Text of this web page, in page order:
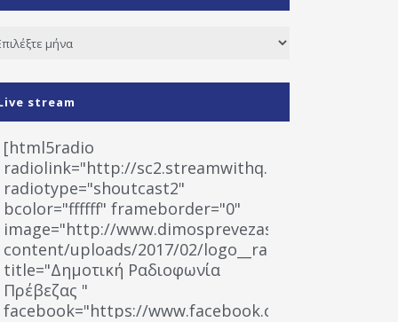
stream
[html5radio
radiolink="http://sc2.streamwithq.com:8028/
radiotype="shoutcast2"
bcolor="ffffff" frameborder="0"
image="http://www.dimosprevezas.gr/wp-
content/uploads/2017/02/logo__radiofonias.jpg"
title="Δημοτική Ραδιοφωνία
Πρέβεζας "
facebook="https://www.facebook.com/